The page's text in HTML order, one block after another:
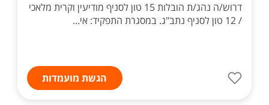
דרוש/ה נהג/ת הובלות 15 טון לסניף מודיעין וקרית מלאכי
/ 12 טון לסניף נתב"ג. במסגרת התפקיד: אי...
הגשת מועמדות